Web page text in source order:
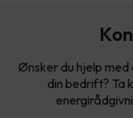
Ønsker du hjelp med
din bedrift? Ta